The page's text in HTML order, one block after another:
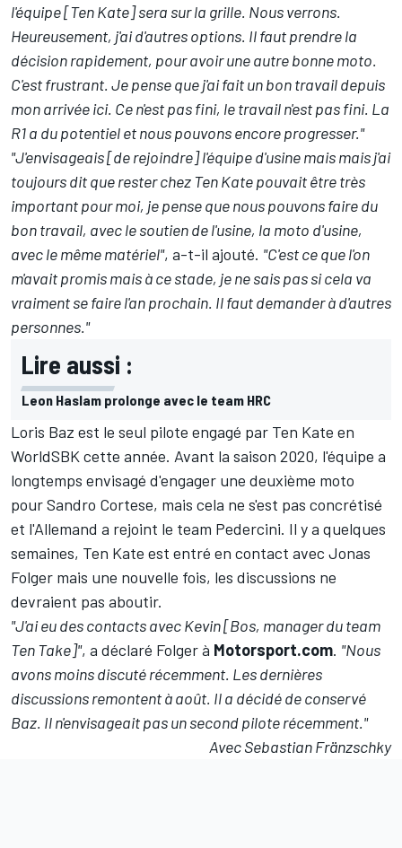
l'équipe [Ten Kate] sera sur la grille. Nous verrons.
Heureusement, j'ai d'autres options. Il faut prendre la
décision rapidement, pour avoir une autre bonne moto.
C'est frustrant. Je pense que j'ai fait un bon travail depuis
mon arrivée ici. Ce n'est pas fini, le travail n'est pas fini. La
R1 a du potentiel et nous pouvons encore progresser."
"J'envisageais [de rejoindre] l'équipe d'usine mais mais j'ai
toujours dit que rester chez Ten Kate pouvait être très
important pour moi, je pense que nous pouvons faire du
bon travail, avec le soutien de l'usine, la moto d'usine,
avec le même matériel", a-t-il ajouté. "C'est ce que l'on
m'avait promis mais à ce stade, je ne sais pas si cela va
vraiment se faire l'an prochain. Il faut demander à d'autres
personnes."
Lire aussi :
Leon Haslam prolonge avec le team HRC
Loris Baz est le seul pilote engagé par Ten Kate en
WorldSBK cette année. Avant la saison 2020, l'équipe a
longtemps envisagé d'engager une deuxième moto
pour Sandro Cortese, mais cela ne s'est pas concrétisé
et l'Allemand a rejoint le team Pedercini. Il y a quelques
semaines, Ten Kate est entré en contact avec Jonas
Folger mais une nouvelle fois, les discussions ne
devraient pas aboutir.
"J'ai eu des contacts avec Kevin [Bos, manager du team
Ten Take]", a déclaré Folger à Motorsport.com. "Nous
avons moins discuté récemment. Les dernières
discussions remontent à août. Il a décidé de conservé
Baz. Il n'envisageait pas un second pilote récemment."
Avec Sebastian Fränzschky